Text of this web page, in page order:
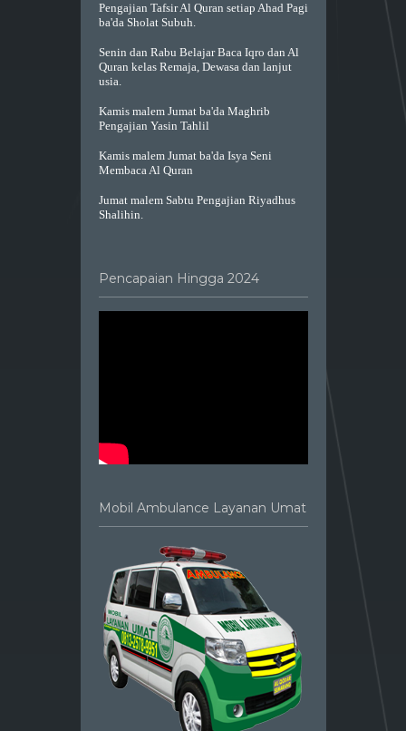
Pengajian Tafsir Al Quran setiap Ahad Pagi
ba'da Sholat Subuh.
Senin dan Rabu Belajar Baca Iqro dan Al
Quran kelas Remaja, Dewasa dan lanjut
usia.
Kamis malem Jumat ba'da Maghrib
Pengajian Yasin Tahlil
Kamis malem Jumat ba'da Isya Seni
Membaca Al Quran
Jumat malem Sabtu Pengajian Riyadhus
Shalihin.
Pencapaian Hingga 2024
Mobil Ambulance Layanan Umat